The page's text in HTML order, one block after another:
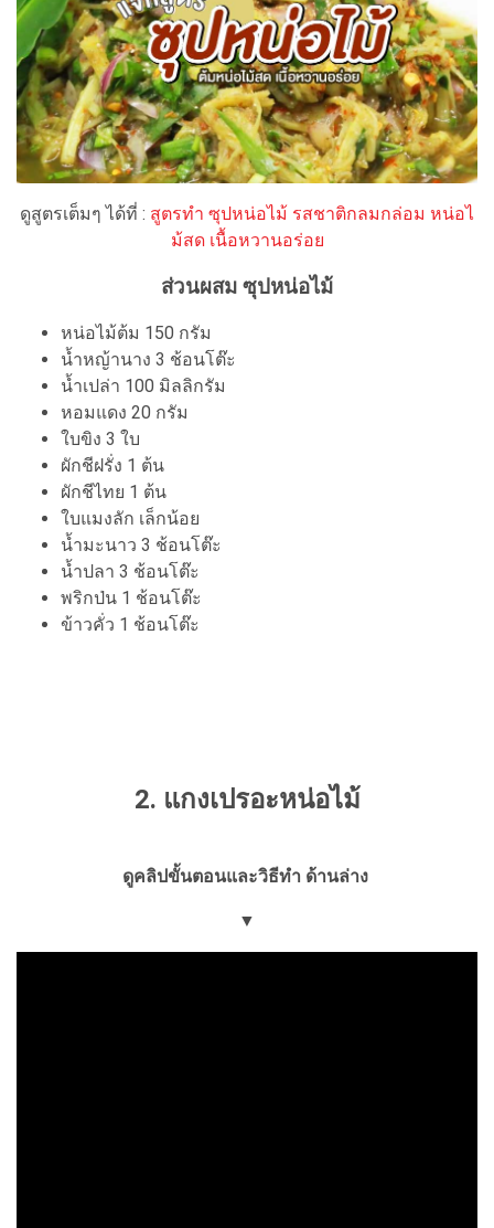
ดูสูตรเต็มๆ ได้ที่ : สูตรทำ ซุปหน่อไม้ รสชาติกลมกล่อม หน่อไ
ม้สด เนื้อหวานอร่อย
ส่วนผสม ซุปหน่อไม้
หน่อไม้ต้ม 150 กรัม
น้ำหญ้านาง 3 ช้อนโต๊ะ
น้ำเปล่า 100 มิลลิกรัม
หอมแดง 20 กรัม
ใบขิง 3 ใบ
ผักชีฝรั่ง 1 ต้น
ผักชีไทย 1 ต้น
ใบแมงลัก เล็กน้อย
น้ำมะนาว 3 ช้อนโต๊ะ
น้ำปลา 3 ช้อนโต๊ะ
พริกป่น 1 ช้อนโต๊ะ
ข้าวคั่ว 1 ช้อนโต๊ะ
2. แกงเปรอะหน่อไม้
ดูคลิปขั้นตอนและวิธีทำ ด้านล่าง
▼